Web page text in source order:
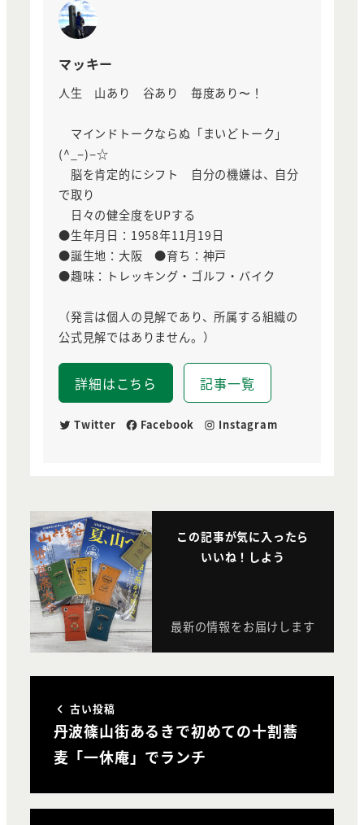
マッキー
人生 山あり 谷あり 毎度あり〜！
マインドトークならぬ「まいどトーク」
(^_−)−☆
脳を肯定的にシフト 自分の機嫌は、自分
で取り
日々の健全度をUPする
●生年月日：1958年11月19日
●誕生地：大阪 ●育ち：神戸
●趣味：トレッキング・ゴルフ・バイク
（発言は個人の見解であり、所属する組織の
公式見解ではありません。）
詳細はこちら 記事一覧
Twitter Facebook Instagram
この記事が気に入ったら
いいね！しよう
最新の情報をお届けします
古い投稿
丹波篠山街あるきで初めての十割蕎
麦「一休庵」でランチ